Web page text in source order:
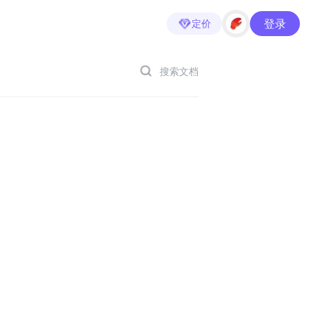
定价 登录
搜索文档